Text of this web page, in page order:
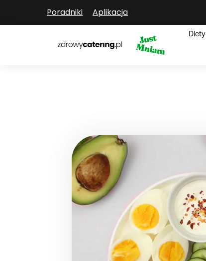
Poradniki Aplikacja
Diety